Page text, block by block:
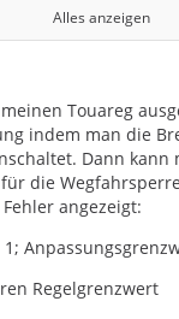
definitiv NICHT
107,18€, muss
angepasst werden!
1,5h
alle Mitdenker!
Alles anzeigen
Touareg
indem man die
Dann kann
die
angezeigt:
1;
Regelgrenzwert